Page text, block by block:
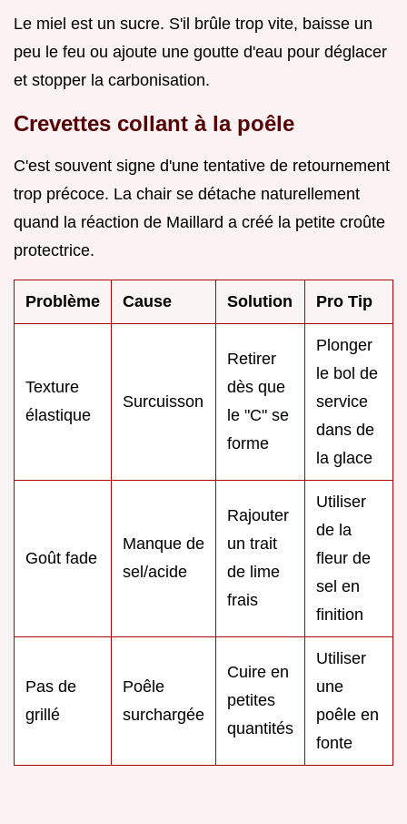
Le miel est un sucre. S'il brûle trop vite, baisse un
peu le feu ou ajoute une goutte d'eau pour déglacer
et stopper la carbonisation.
Crevettes collant à la poêle
C'est souvent signe d'une tentative de retournement
trop précoce. La chair se détache naturellement
quand la réaction de Maillard a créé la petite croûte
protectrice.
Problème Cause Solution Pro Tip
Texture
élastique
Surcuisson
Retirer
dès que
le "C" se
forme
Plonger
le bol de
service
dans de
la glace
Goût fade
Manque de
sel/acide
Rajouter
un trait
de lime
frais
Utiliser
de la
fleur de
sel en
finition
Pas de
grillé
Poêle
surchargée
Cuire en
petites
quantités
Utiliser
une
poêle en
fonte